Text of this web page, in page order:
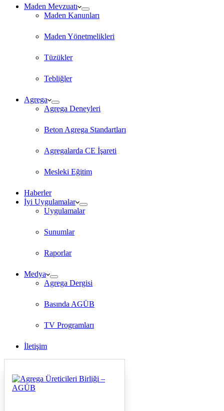
Maden Mevzuatı
Maden Kanunları
Maden Yönetmelikleri
Tüzükler
Tebliğler
Agrega
Agrega Deneyleri
Beton Agrega Standartları
Agregalarda CE İşareti
Mesleki Eğitim
Haberler
İyi Uygulamalar
Uygulamalar
Sunumlar
Raporlar
Medya
Agrega Dergisi
Basında AGÜB
TV Programları
İletişim